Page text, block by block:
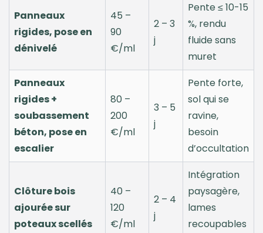
Panneaux
rigides, pose en
dénivelé
45 –
90
€/ml
2 – 3
j
Pente ≤ 10-15
%, rendu
fluide sans
muret
Panneaux
rigides +
soubassement
béton, pose en
escalier
80 –
200
€/ml
3 – 5
j
Pente forte,
sol qui se
ravine,
besoin
d’occultation
Clôture bois
ajourée sur
poteaux scellés
40 –
120
€/ml
2 – 4
j
Intégration
paysagère,
lames
recoupables